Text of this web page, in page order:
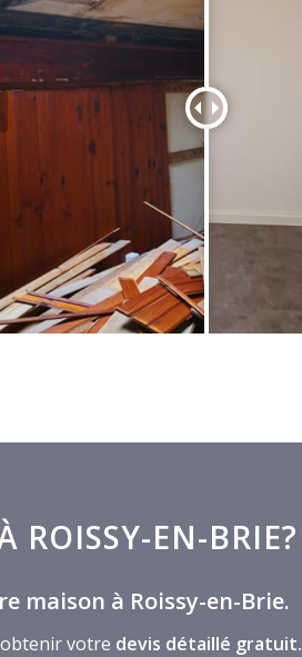
ROISSY-EN-BRIE?
maison à Roissy-en-Brie.
votre devis détaillé gratuit.